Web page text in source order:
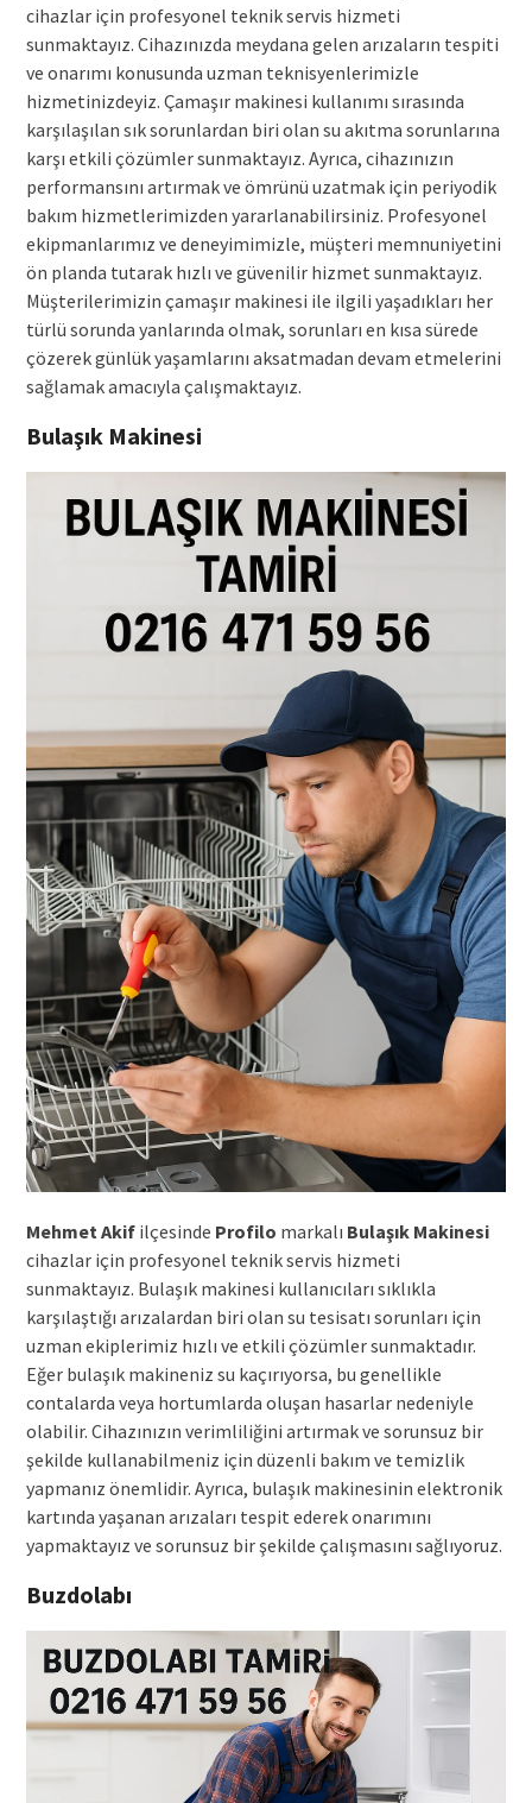
cihazlar için profesyonel teknik servis hizmeti
sunmaktayız. Cihazınızda meydana gelen arızaların tespiti
ve onarımı konusunda uzman teknisyenlerimizle
hizmetinizdeyiz. Çamaşır makinesi kullanımı sırasında
karşılaşılan sık sorunlardan biri olan su akıtma sorunlarına
karşı etkili çözümler sunmaktayız. Ayrıca, cihazınızın
performansını artırmak ve ömrünü uzatmak için periyodik
bakım hizmetlerimizden yararlanabilirsiniz. Profesyonel
ekipmanlarımız ve deneyimimizle, müşteri memnuniyetini
ön planda tutarak hızlı ve güvenilir hizmet sunmaktayız.
Müşterilerimizin çamaşır makinesi ile ilgili yaşadıkları her
türlü sorunda yanlarında olmak, sorunları en kısa sürede
çözerek günlük yaşamlarını aksatmadan devam etmelerini
sağlamak amacıyla çalışmaktayız.
Bulaşık Makinesi
Mehmet Akifilçesinde Profilo markalı Bulaşık Makinesi
cihazlar için profesyonel teknik servis hizmeti
sunmaktayız. Bulaşık makinesi kullanıcıları sıklıkla
karşılaştığı arızalardan biri olan su tesisatı sorunları için
uzman ekiplerimiz hızlı ve etkili çözümler sunmaktadır.
Eğer bulaşık makineniz su kaçırıyorsa, bu genellikle
contalarda veya hortumlarda oluşan hasarlar nedeniyle
olabilir. Cihazınızın verimliliğini artırmak ve sorunsuz bir
şekilde kullanabilmeniz için düzenli bakım ve temizlik
yapmanız önemlidir. Ayrıca, bulaşık makinesinin elektronik
kartında yaşanan arızaları tespit ederek onarımını
yapmaktayız ve sorunsuz bir şekilde çalışmasını sağlıyoruz.
Buzdolabı